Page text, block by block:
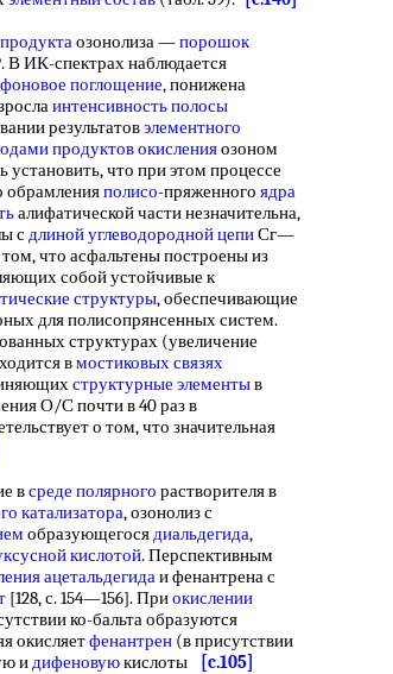
продуктаозонолиза —порошок
В ИК-спектрах наблюдается
фоновое поглощение, понижена
интенсивность полосы
результатовэлементного
продуктов окисленияозоном
что при этом процессе
обрамленияполисо-пряженного ядра
алифатической части незначительна,
сдлинойуглеводородной цепиСг—
что асфальтены построены из
собой устойчивые к
структуры, обеспечивающие
для полисопрянсенных систем.
структурах (увеличение
вмостиковых связях
структурные элементыв
О/С почти в 40 раз в
о том, что значительная
всреде полярного растворителя в
катализатора, озонолиз с
образующегосядиальдегида,
кислотой. Перспективным
ацетальдегидаи фенантрена с
[128, с. 154—156]. Приокислении
ко-бальта образуются
окисляетфенантрен (в присутствии
идифеновуюкислоты
[c.105]